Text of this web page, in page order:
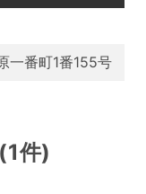
一番町1番155号
件)